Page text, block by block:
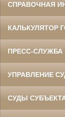
СПРАВОЧНАЯ
КАЛЬКУЛЯТОР
ПРЕСС-СЛУЖБА
УПРАВЛЕНИЕ
СУДЫ